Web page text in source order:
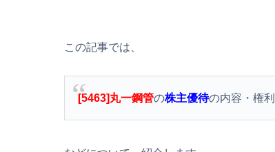
この記事では、
[5463]丸一鋼管の株主優待の内容・権